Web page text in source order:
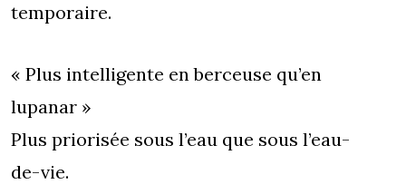
temporaire.
« Plus intelligente en berceuse qu’en
lupanar »
Plus priorisée sous l’eau que sous l’eau-
de-vie.